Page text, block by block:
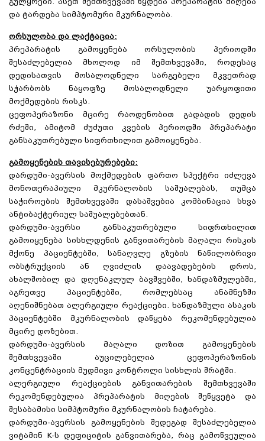
და ტარდება სიმპტომური მკურნალობა.
ორსულობა და ლაქტაცია:
პრეპარატის გამოყენება ორსულობის პერიოდში
შესაძლებელია მხოლოდ იმ შემთხვევაში, როდესაც
დედისათვის მოსალოდნელი სარგებელი მკვეთრად
სჭარბობს ნაყოფზე მოსალოდნელი უარყოფითი
მოქმედების რისკს.
ცეფოპერაზონი მცირე რაოდენობით გადადის დედის
რძეში, ამიტომ ძუძუთი კვების პერიოდში პრეპარატი
განსაკუთრებული სიფრთხილით გამოიყენება.
გამოყენების თავისებურებები:
დარდუმი-ავერსის მოქმედების ფართო სპექტრი იძლევა
მონოთერაპიული მკურნალობის საშუალებას, თუმცა
საჭიროების შემთხვევაში დასაშვებია კომბინაცია სხვა
ანტიბაქტერიულ საშუალებებთან.
დარდუმი-ავერსი განსაკუთრებული სიფრთხილით
გამოიყენება სისხლდენის განვითარების მაღალი რისკის
მქონე პაციენტებში, სანაღვლე გზების ნაწილობრივი
ობსტრუქციის ან ღვიძლის დაავადებების დროს,
ახალშობილ და დღენაკლულ ბავშვებში, ხანდაზმულებში,
აგრეთვე პაციენტებში, რომლებსაც ანამნეზში
აღენიშნებათ ალერგიული რეაქციები. ხანდაზმული ასაკის
პაციენტებში მკურნალობის დაწყება რეკომენდებულია
მცირე დოზებით.
დარდუმი-ავერსის მაღალი დოზით გამოყენების
შემთხვევაში აუცილებელია ცეფოპერაზონის
კონცენტრაციის მუდმივი კონტროლი სისხლის შრატში.
ალერგიული რეაქციების განვითარების შემთხვევაში
რეკომენდებულია პრეპარატის მიღების შეწყვეტა და
შესაბამისი სიმპტომური მკურნალობის ჩატარება.
დარდუმი-ავერსის გამოყენების შედეგად შესაძლებელია
ვიტამინ K-ს დეფიციტის განვითარება, რაც გამოწვეულია